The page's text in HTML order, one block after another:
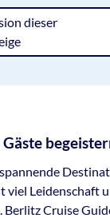
dieser
Leidenschaft
Berlitz Cruise